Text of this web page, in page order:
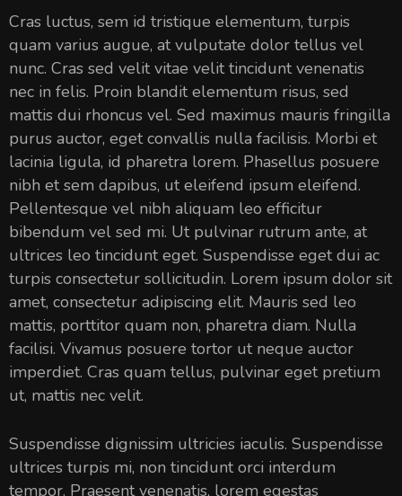
Cras luctus, sem id tristique elementum, turpis
quam varius augue, at vulputate dolor tellus vel
nunc. Cras sed velit vitae velit tincidunt venenatis
nec in felis. Proin blandit elementum risus, sed
mattis dui rhoncus vel. Sed maximus mauris fringilla
purus auctor, eget convallis nulla facilisis. Morbi et
lacinia ligula, id pharetra lorem. Phasellus posuere
nibh et sem dapibus, ut eleifend ipsum eleifend.
Pellentesque vel nibh aliquam leo efficitur
bibendum vel sed mi. Ut pulvinar rutrum ante, at
ultrices leo tincidunt eget. Suspendisse eget dui ac
turpis consectetur sollicitudin. Lorem ipsum dolor sit
amet, consectetur adipiscing elit. Mauris sed leo
mattis, porttitor quam non, pharetra diam. Nulla
facilisi. Vivamus posuere tortor ut neque auctor
imperdiet. Cras quam tellus, pulvinar eget pretium
ut, mattis nec velit.
Suspendisse dignissim ultricies iaculis. Suspendisse
ultrices turpis mi, non tincidunt orci interdum
tempor. Praesent venenatis, lorem egestas